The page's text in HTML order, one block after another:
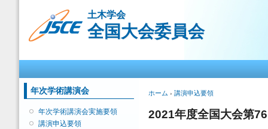
移
土木学会
全国大会委員会
年次学術講演会
年次学術講演会実施要領
講演申込要領
現在地
ホーム › 講演申込要領
2021年度全国大会第